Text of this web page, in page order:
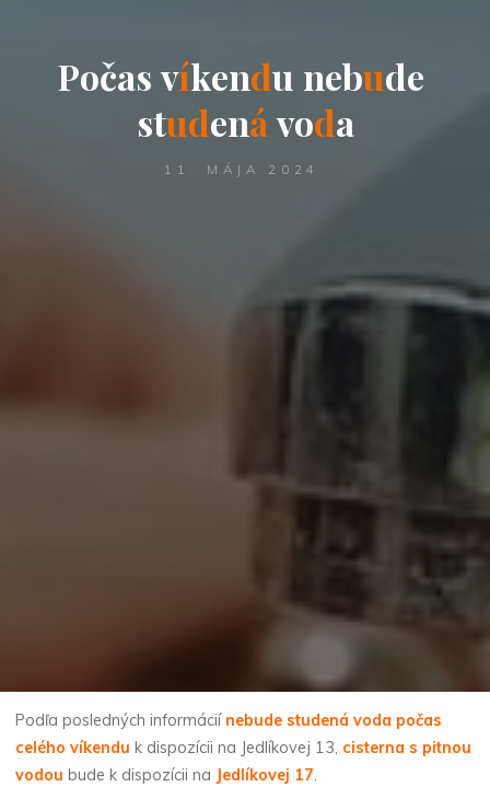
Počas víkendu nebude
studenávoda
11. MÁJA 2024
Podľa posledných informácií nebude studená voda počas
celého víkendu k dispozícii na Jedlíkovej 13, cisterna s pitnou
vodou bude k dispozícii na Jedlíkovej 17.